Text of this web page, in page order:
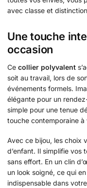
avec classe et
Une touche
occasion
Ce collier polyvalent
soit au travail, lors de
événements formels.
élégante pour un
simple pour une tenue
touche contemporaine à
Avec ce bijou, les choix
d’enfant. Il simplifie vos
sans effort. En un clin
un look soigné, ce qui
indispensable dans